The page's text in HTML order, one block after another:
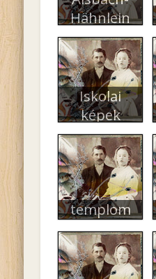
Hähnlein
Iskolai
képek
templom